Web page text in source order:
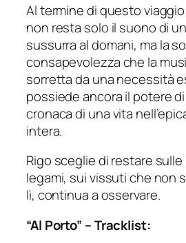
Al termine di questo
non resta solo il suono di
sussurra al domani, ma la
consapevolezza che la
sorretta da una necessità
possiede ancora il potere
cronaca di una vita
intera.
Rigo sceglie di restare
legami, sui vissuti che non
lì, continua a osservare.
“Al Porto” – Tracklist: